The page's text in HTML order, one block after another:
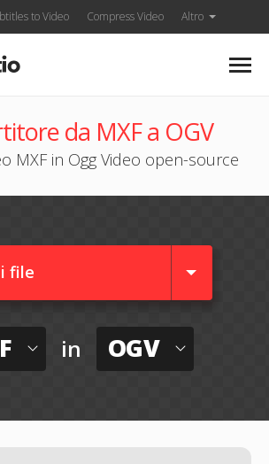
to Video Compress Video Altro
da MXF a OGV
MXF in Ogg Video open-source
file
in OGV